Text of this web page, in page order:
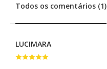
Presentes
Todos os comentários (1)
LUCIMARA